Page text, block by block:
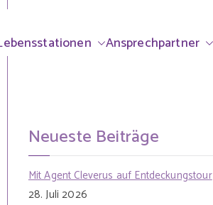
Ansprechpartner
Neueste Beiträge
Mit Agent Cleverus auf Entdeckungstour
28. Juli 2026